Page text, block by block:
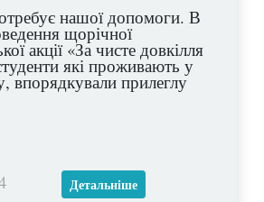
нашої допомоги. В
щорічної
акції «За чисте довкілля
які проживають у
впорядкували прилеглу
Детальніше